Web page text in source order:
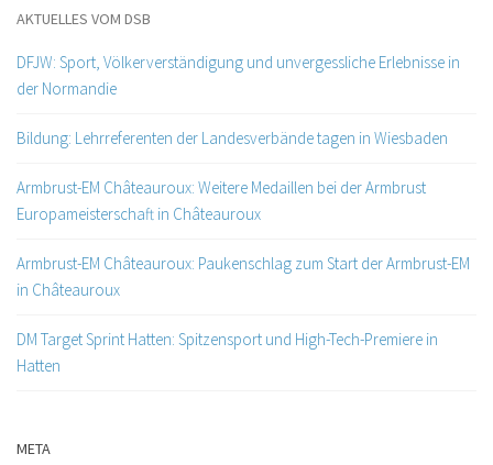
AKTUELLES VOM DSB
DFJW: Sport, Völkerverständigung und unvergessliche Erlebnisse in
der Normandie
Bildung: Lehrreferenten der Landesverbände tagen in Wiesbaden
Armbrust-EM Châteauroux: Weitere Medaillen bei der Armbrust
Europameisterschaft in Châteauroux
Armbrust-EM Châteauroux: Paukenschlag zum Start der Armbrust-EM
in Châteauroux
DM Target Sprint Hatten: Spitzensport und High-Tech-Premiere in
Hatten
META